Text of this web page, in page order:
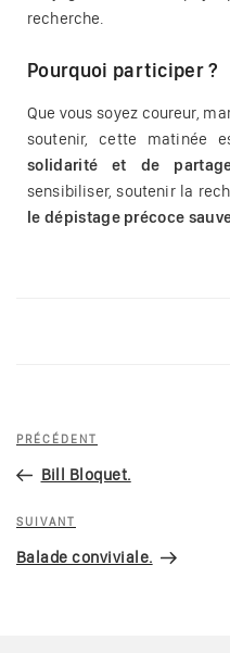
recherche.
Pourquoi participer ?
Que vous soyez coureur,
soutenir, cette matinée
solidarité et de
sensibiliser, soutenir la
le dépistage précoce
PRÉCÉDENT
Bill Bloquet.
SUIVANT
Balade conviviale.